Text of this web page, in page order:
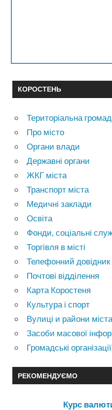
КОРОСТЕНЬ
Територіальна
Про місто
Органи влади
Державні органи
ЖКГ міста
Транспорт міста
Медичні заклади
Освіта
Фонди, соціальні
Торгівля в місті
Телефонний довідник
Почтові відділення
Карта Коростеня
Культура і спорт
Вулиці и райони міста
Засоби масової
Громадські організації
РЕКОМЕНДУЄМО
Курс